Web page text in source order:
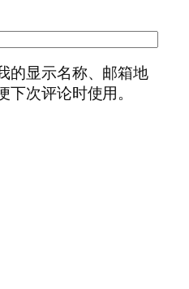
的显示名称、邮箱地
次评论时使用。